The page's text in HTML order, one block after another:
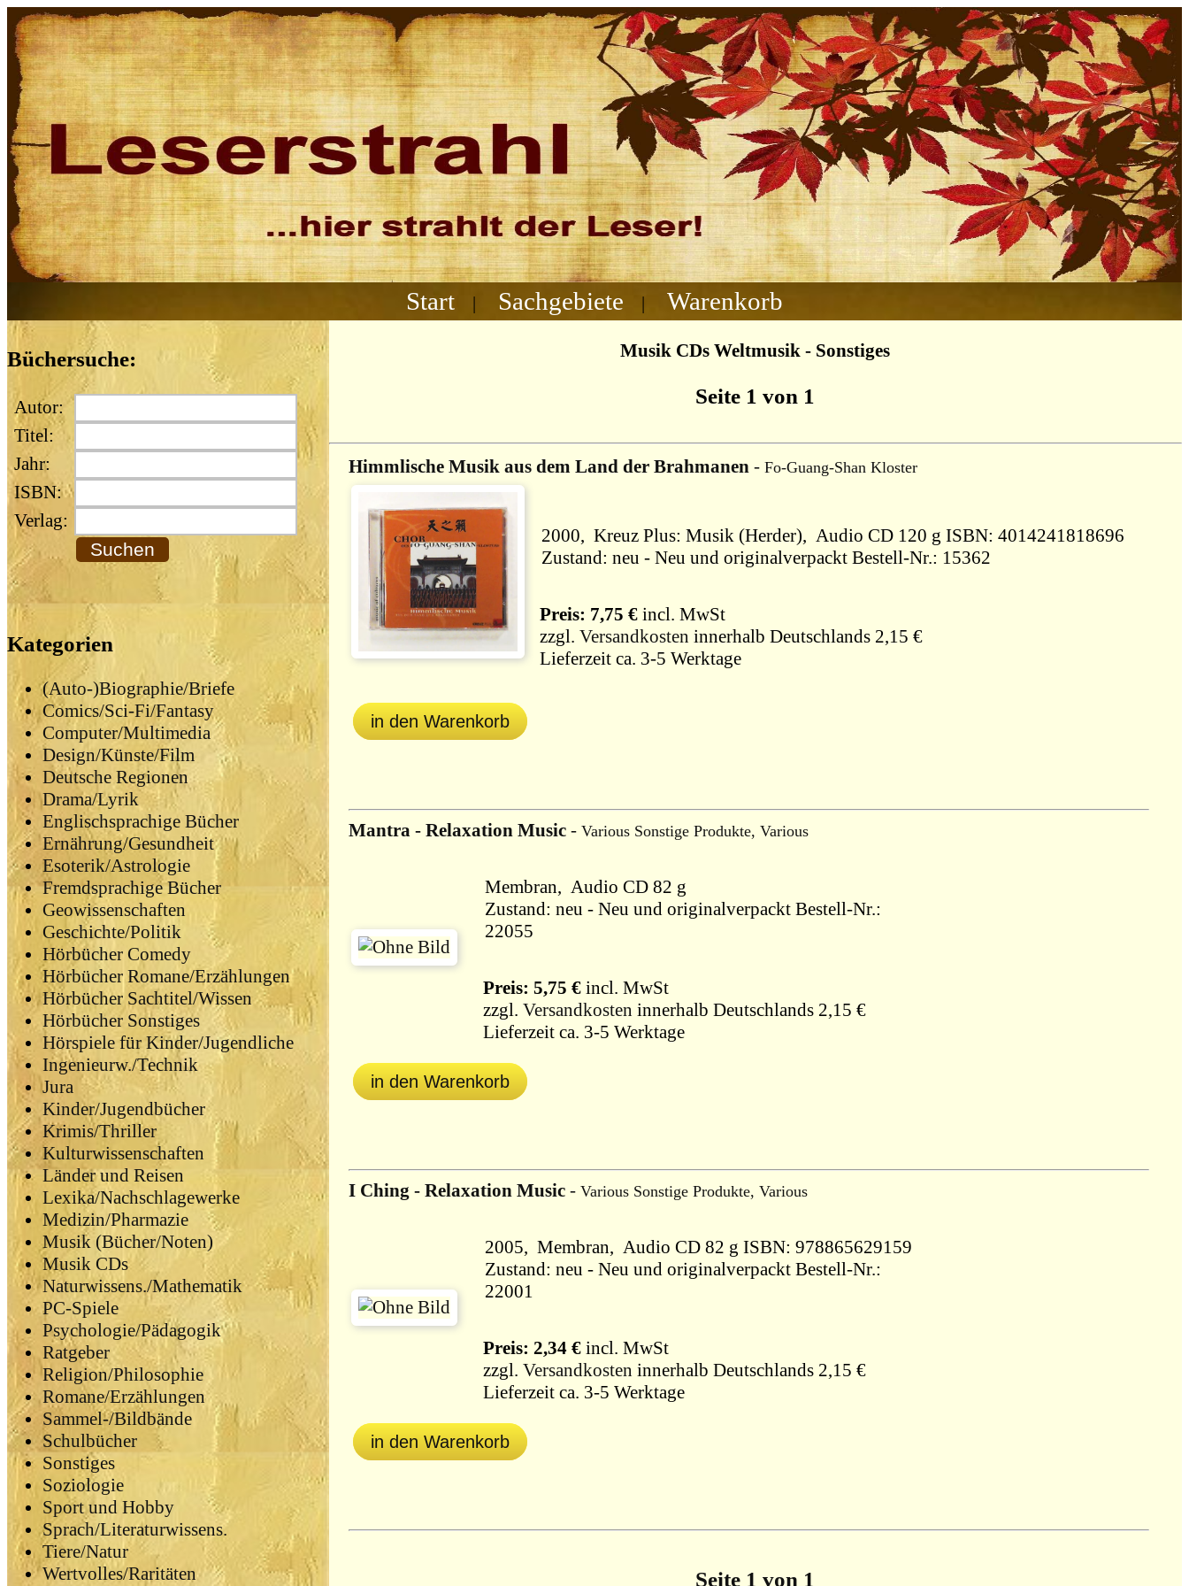
Start| Sachgebiete | Warenkorb
Büchersuche:
Autor:
Titel:
Jahr:
ISBN:
Verlag:
Kategorien
(Auto-)Biographie/Briefe
Comics/Sci-Fi/Fantasy
Computer/Multimedia
Design/Künste/Film
Deutsche Regionen
Drama/Lyrik
Englischsprachige Bücher
Ernährung/Gesundheit
Esoterik/Astrologie
Fremdsprachige Bücher
Geowissenschaften
Geschichte/Politik
Hörbücher Comedy
Hörbücher Romane/Erzählungen
Hörbücher Sachtitel/Wissen
Hörbücher Sonstiges
Hörspiele für Kinder/Jugendliche
Ingenieurw./Technik
Jura
Kinder/Jugendbücher
Krimis/Thriller
Kulturwissenschaften
Länder und Reisen
Lexika/Nachschlagewerke
Medizin/Pharmazie
Musik (Bücher/Noten)
Musik CDs
Naturwissens./Mathematik
PC-Spiele
Psychologie/Pädagogik
Ratgeber
Religion/Philosophie
Romane/Erzählungen
Sammel-/Bildbände
Schulbücher
Sonstiges
Soziologie
Sport und Hobby
Sprach/Literaturwissens.
Tiere/Natur
Wertvolles/Raritäten
Musik CDs Weltmusik - Sonstiges
Seite 1 von 1
Himmlische Musik aus dem Land der Brahmanen- Fo-Guang-Shan Kloster
2000, Kreuz Plus: Musik (Herder), Audio CD 120 g ISBN: 4014241818696
Zustand: neu - Neu und originalverpackt Bestell-Nr.: 15362
Preis: 7,75 €incl. MwSt
zzgl. Versandkosten innerhalb Deutschlands 2,15 €
Lieferzeit ca. 3-5 Werktage
in den Warenkorb
Mantra - Relaxation Music- Various Sonstige Produkte, Various
Membran, Audio CD 82 g
Zustand: neu - Neu und originalverpackt Bestell-Nr.:
22055
Preis: 5,75 €incl. MwSt
zzgl. Versandkosten innerhalb Deutschlands 2,15 €
Lieferzeit ca. 3-5 Werktage
in den Warenkorb
I Ching - Relaxation Music- Various Sonstige Produkte, Various
2005, Membran, Audio CD 82 g ISBN: 978865629159
Zustand: neu - Neu und originalverpackt Bestell-Nr.:
22001
Preis: 2,34 €incl. MwSt
zzgl. Versandkosten innerhalb Deutschlands 2,15 €
Lieferzeit ca. 3-5 Werktage
in den Warenkorb
Seite 1 von 1